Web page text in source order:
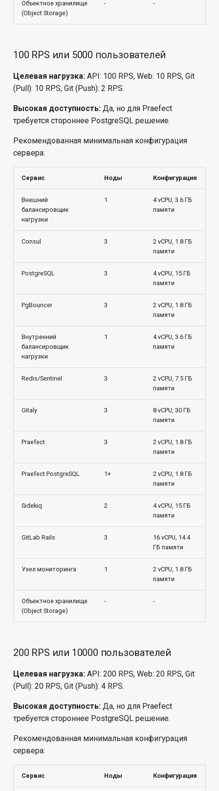
Объектное хранилище
(Object Storage)
- -
100 RPS или 5000 пользователей
Целевая нагрузка: API: 100 RPS, Web: 10 RPS, Git
(Pull): 10 RPS, Git (Push): 2 RPS.
Высокая доступность: Да, но для Praefect
требуется стороннее PostgreSQL решение.
Рекомендованная минимальная конфигурация
сервера:
Сервис Ноды Конфигурация
Внешний
балансировщик
нагрузки
1
4 vCPU, 3.6 ГБ
памяти
Consul 3
2 vCPU, 1.8 ГБ
памяти
PostgreSQL 3
4 vCPU, 15 ГБ
памяти
PgBouncer 3
2 vCPU, 1.8 ГБ
памяти
Внутренний
балансировщик
нагрузки
1
4 vCPU, 3.6 ГБ
памяти
Redis/Sentinel 3
2 vCPU, 7.5 ГБ
памяти
Gitaly 3
8 vCPU, 30 ГБ
памяти
Praefect 3
2 vCPU, 1.8 ГБ
памяти
Praefect PostgreSQL 1+
2 vCPU, 1.8 ГБ
памяти
Sidekiq 2
4 vCPU, 15 ГБ
памяти
GitLab Rails 3
16 vCPU, 14.4
ГБ памяти
Узел мониторинга 1
2 vCPU, 1.8 ГБ
памяти
Объектное хранилище
(Object Storage)
- -
200 RPS или 10000 пользователей
Целевая нагрузка: API: 200 RPS, Web: 20 RPS, Git
(Pull): 20 RPS, Git (Push): 4 RPS.
Высокая доступность: Да, но для Praefect
требуется стороннее PostgreSQL решение.
Рекомендованная минимальная конфигурация
сервера:
Сервис Ноды Конфигурация